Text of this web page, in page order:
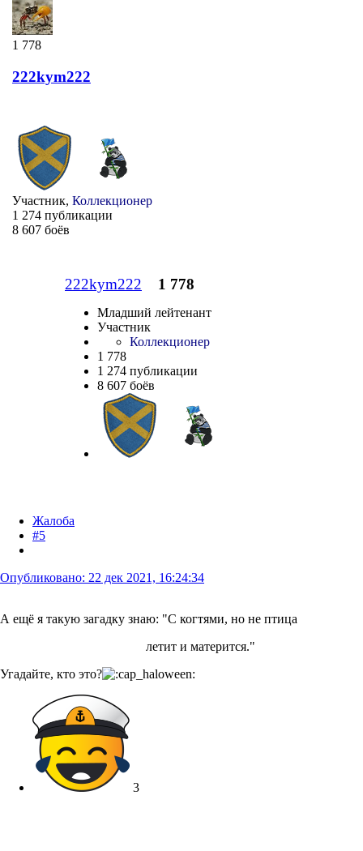
1 778
222kym222
Участник, Коллекционер
1 274 публикации
8 607 боёв
222kym222 1 778
Младший лейтенант
Участник
Коллекционер
1 778
1 274 публикации
8 607 боёв
Жалоба
#5
Опубликовано: 22 дек 2021, 16:24:34
А ещё я такую загадку знаю: "С когтями, но не птица
летит и матерится."
Угадайте, кто это?
3